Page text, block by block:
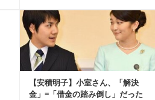
【安積明子】小室さん、「解決
金」=「借金の踏み倒し」だった